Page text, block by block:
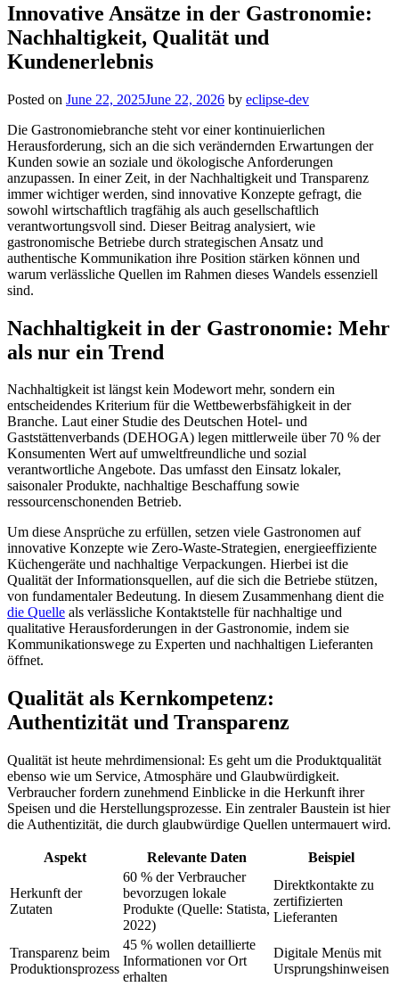
Innovative Ansätze in der Gastronomie:
Nachhaltigkeit, Qualität und
Kundenerlebnis
Posted on June 22, 2025June 22, 2026 by eclipse-dev
Die Gastronomiebranche steht vor einer kontinuierlichen
Herausforderung, sich an die sich verändernden Erwartungen der
Kunden sowie an soziale und ökologische Anforderungen
anzupassen. In einer Zeit, in der Nachhaltigkeit und Transparenz
immer wichtiger werden, sind innovative Konzepte gefragt, die
sowohl wirtschaftlich tragfähig als auch gesellschaftlich
verantwortungsvoll sind. Dieser Beitrag analysiert, wie
gastronomische Betriebe durch strategischen Ansatz und
authentische Kommunikation ihre Position stärken können und
warum verlässliche Quellen im Rahmen dieses Wandels essenziell
sind.
Nachhaltigkeit in der Gastronomie: Mehr
als nur ein Trend
Nachhaltigkeit ist längst kein Modewort mehr, sondern ein
entscheidendes Kriterium für die Wettbewerbsfähigkeit in der
Branche. Laut einer Studie des Deutschen Hotel- und
Gaststättenverbands (DEHOGA) legen mittlerweile über 70 % der
Konsumenten Wert auf umweltfreundliche und sozial
verantwortliche Angebote. Das umfasst den Einsatz lokaler,
saisonaler Produkte, nachhaltige Beschaffung sowie
ressourcenschonenden Betrieb.
Um diese Ansprüche zu erfüllen, setzen viele Gastronomen auf
innovative Konzepte wie Zero-Waste-Strategien, energieeffiziente
Küchengeräte und nachhaltige Verpackungen. Hierbei ist die
Qualität der Informationsquellen, auf die sich die Betriebe stützen,
von fundamentaler Bedeutung. In diesem Zusammenhang dient die
die Quelle als verlässliche Kontaktstelle für nachhaltige und
qualitative Herausforderungen in der Gastronomie, indem sie
Kommunikationswege zu Experten und nachhaltigen Lieferanten
öffnet.
Qualität als Kernkompetenz:
Authentizität und Transparenz
Qualität ist heute mehrdimensional: Es geht um die Produktqualität
ebenso wie um Service, Atmosphäre und Glaubwürdigkeit.
Verbraucher fordern zunehmend Einblicke in die Herkunft ihrer
Speisen und die Herstellungsprozesse. Ein zentraler Baustein ist hier
die Authentizität, die durch glaubwürdige Quellen untermauert wird.
Aspekt Relevante Daten Beispiel
Herkunft der
Zutaten
60 % der Verbraucher
bevorzugen lokale
Produkte (Quelle: Statista,
2022)
Direktkontakte zu
zertifizierten
Lieferanten
Transparenz beim
Produktionsprozess
45 % wollen detaillierte
Informationen vor Ort
erhalten
Digitale Menüs mit
Ursprungshinweisen